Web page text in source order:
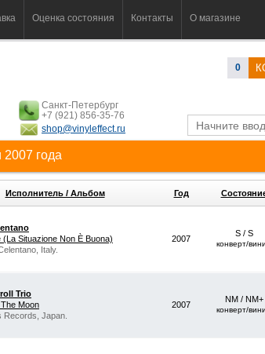
Оценка состояния Контакты О магазине
0
Санкт-Петербург
+7 (921) 856-35-76
shop@vinyleffect.ru
2007 года
Исполнитель / Альбом Год
(La Situazione Non È Buona)
Italy.
2007
S / S
конверт/
Trio
Moon
Records, Japan.
2007
NM / NM+
конверт/